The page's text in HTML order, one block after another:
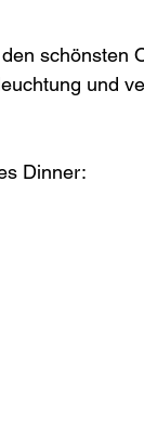
schönsten
und
Dinner: